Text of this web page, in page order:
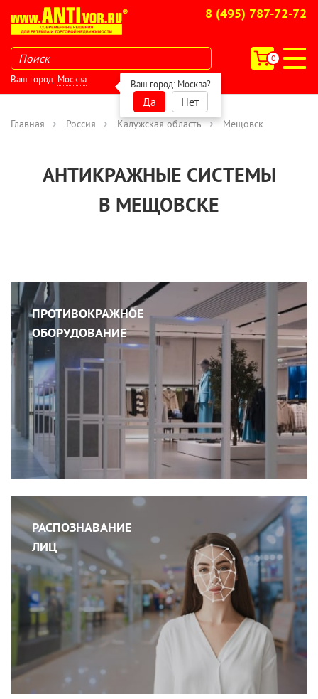
8 (495) 787-72-72
0
Ваш город: Москва Ваш город: Москва?
Да Нет
Главная Россия Калужская область Мещовск
АНТИКРАЖНЫЕ СИСТЕМЫ
В МЕЩОВСКЕ
ПРОТИВОКРАЖНОЕ
ОБОРУДОВАНИЕ
РАСПОЗНАВАНИЕ
ЛИЦ